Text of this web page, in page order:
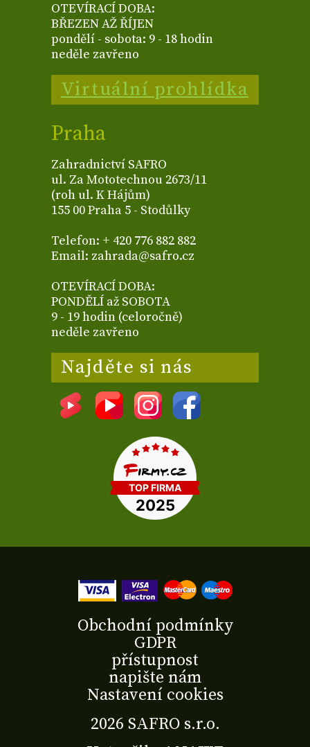
OTEVÍRACÍ DOBA:
BŘEZEN AŽ ŘÍJEN
pondělí - sobota: 9 - 18 hodin
neděle zavřeno
Virtuální prohlídka
Praha
Zahradnictví SAFRO
ul. Za Mototechnou 2673/11
(roh ul. K Hájům)
155 00 Praha 5 - Stodůlky
Telefon: + 420 776 882 882
Email: zahrada@safro.cz
OTEVÍRACÍ DOBA:
PONDĚLÍ až SOBOTA
9 - 19 hodin (celoročně)
neděle zavřeno
Najděte si nás
2026 SAFRO s.r.o.
Obchodní podmínky
GDPR
přístupnost
napište nám
Nastavení cookies